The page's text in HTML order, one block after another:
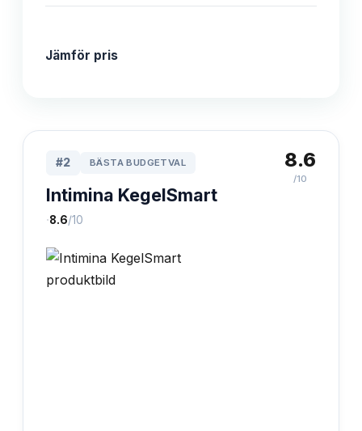
Jämför pris
#2 BÄSTA BUDGETVAL
Intimina KegelSmart
·8.6/10
8.6
/10